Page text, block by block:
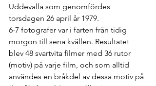
Uddevalla som genomfördes
torsdagen 26 april år 1979.
6-7 fotografer var i farten från tidig
morgon till sena kvällen. Resultatet
blev 48 svartvita filmer med 36 rutor
(motiv) på varje film, och som alltid
användes en bråkdel av dessa motiv på